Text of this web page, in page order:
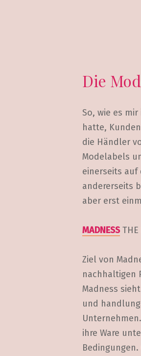
Die
So, wie es
hatte,
die Händler
Modelabels
einerseits auf
andererseits
aber erst
MADNESSTHE
Ziel von
nachhaltigen
Madness
und
ihre Ware